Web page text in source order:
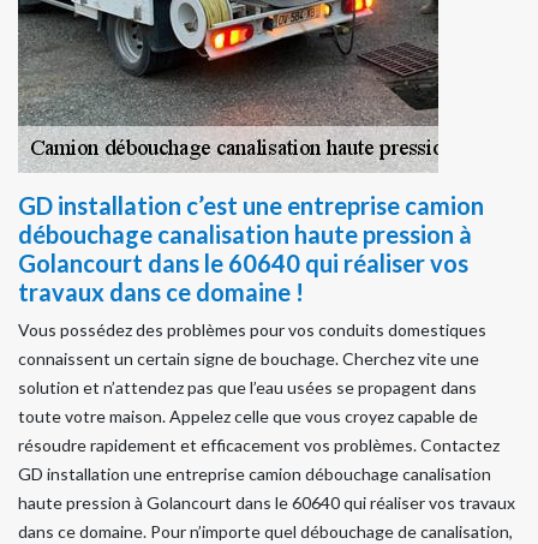
GD installation c’est une entreprise camion
débouchage canalisation haute pression à
Golancourt dans le 60640 qui réaliser vos
travaux dans ce domaine !
Vous possédez des problèmes pour vos conduits domestiques
connaissent un certain signe de bouchage. Cherchez vite une
solution et n’attendez pas que l’eau usées se propagent dans
toute votre maison. Appelez celle que vous croyez capable de
résoudre rapidement et efficacement vos problèmes. Contactez
GD installation une entreprise camion débouchage canalisation
haute pression à Golancourt dans le 60640 qui réaliser vos travaux
dans ce domaine. Pour n’importe quel débouchage de canalisation,